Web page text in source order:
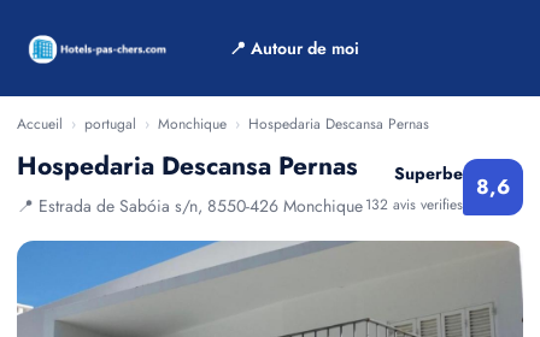
📍 Autour de moi
Accueil › portugal › Monchique › Hospedaria Descansa Pernas
Hospedaria Descansa Pernas
📍 Estrada de Sabóia s/n, 8550-426 Monchique
Superbe
132 avis verifies
8,6